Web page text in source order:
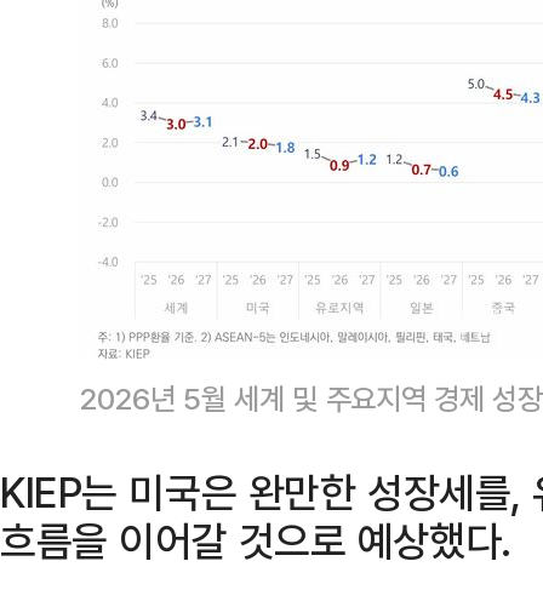
2026년 5월 세계 및 주요지역 경제 성
KIEP는 미국은 완만한 성장세를
흐름을 이어갈 것으로 예상했다.